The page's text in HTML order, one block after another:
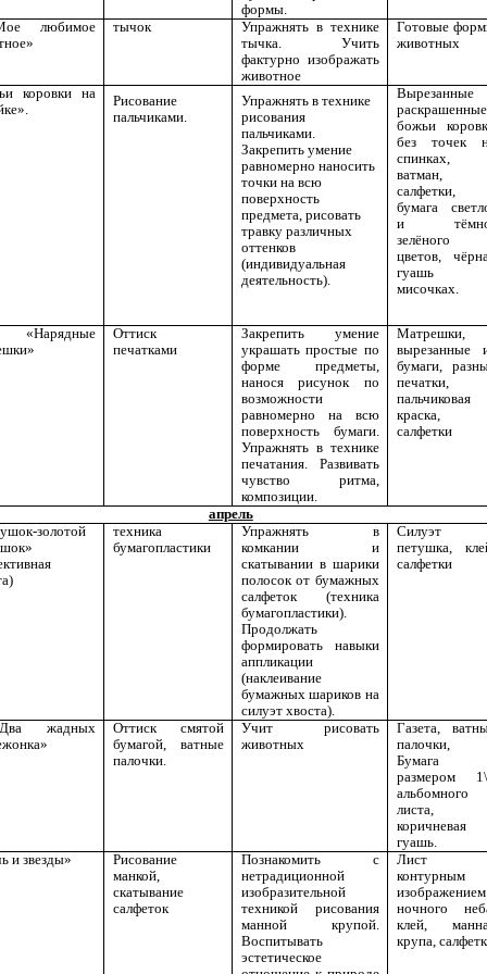
формы.
любимое
тычок
Упражнять в технике
тычка. Учить
фактурно изображать
животное
Готовые
животных
коровки на
Рисование
пальчиками.
Упражнять в технике
рисования
пальчиками.
Закрепить умение
равномерно наносить
точки на всю
поверхность
предмета, рисовать
травку различных
оттенков
(индивидуальная
деятельность).
Вырезанные
раскрашенные
божьи
без точек
спинках,
ватман,
салфетки,
бумага
и
зелёного
цветов,
гуашь
мисочках.
Оттиск
печатками
Закрепить умение
украшать простые по
форме предметы,
нанося рисунок по
возможности
равномерно на всю
поверхность бумаги.
Упражнять в технике
печатания. Развивать
чувство ритма,
композиции.
Матрешки,
вырезанные
бумаги,
печатки,
пальчиковая
краска,
салфетки
апрель
золотой
техника
бумагопластики
Упражнять в
комкании и
скатывании в шарики
полосок от бумажных
салфеток (техника
бумагопластики).
Продолжать
формировать навыки
аппликации
(наклеивание
бумажных шариков на
силуэт хвоста).
Силуэт
петушка,
салфетки
жадных
Оттиск смятой
бумагой, ватные
палочки.
Учит рисовать
животных
Газета,
палочки,
Бумага
размером
альбомного
листа,
коричневая
гуашь.
и звезды»
Рисование
манкой,
скатывание
салфеток
Познакомить с
нетрадиционной
изобразительной
техникой рисования
манной крупой.
Воспитывать
эстетическое
Лист
контурным
изображением
ночного
клей,
крупа,